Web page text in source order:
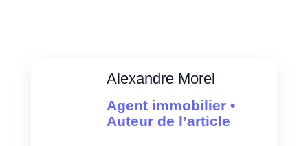
Alexandre Morel
Agent immobilier •
Auteur de l’article